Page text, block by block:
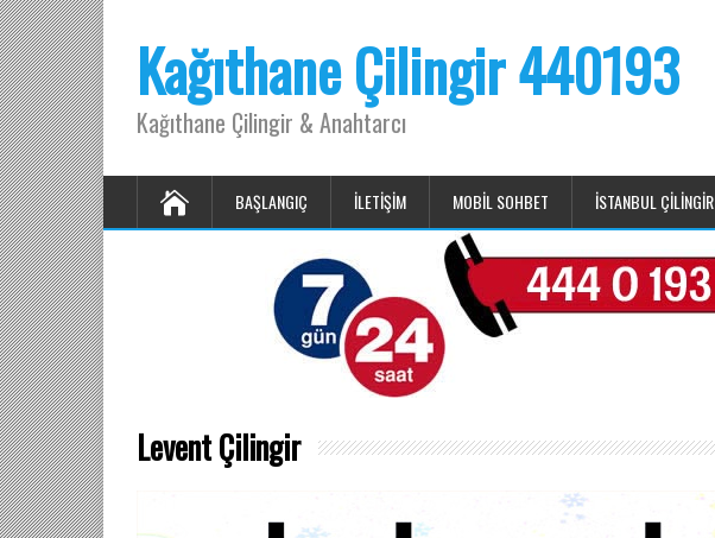
Kağıthane Çilingir 440193
Kağıthane Çilingir & Anahtarcı
BAŞLANGIÇ İLETIŞIM MOBIL SOHBET ISTANBUL ÇILINGIR
Levent Çilingir